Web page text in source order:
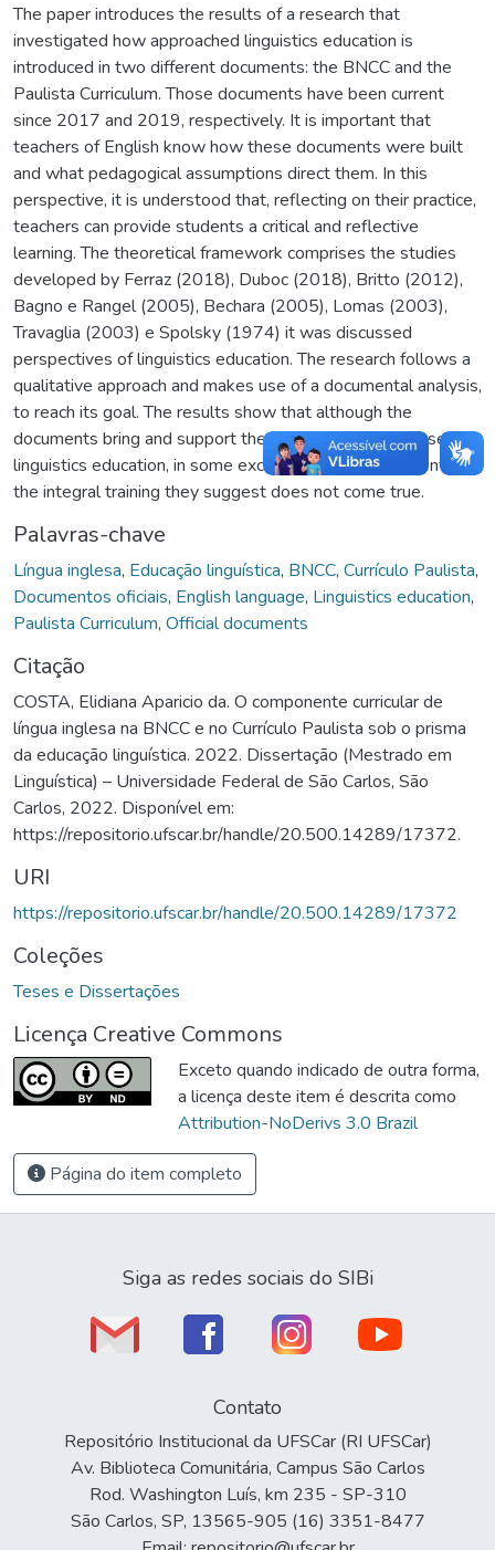
The paper introduces the results of a research that
investigated how approached linguistics education is
introduced in two different documents: the BNCC and the
Paulista Curriculum. Those documents have been current
since 2017 and 2019, respectively. It is important that
teachers of English know how these documents were built
and what pedagogical assumptions direct them. In this
perspective, it is understood that, reflecting on their practice,
teachers can provide students a critical and reflective
learning. The theoretical framework comprises the studies
developed by Ferraz (2018), Duboc (2018), Britto (2012),
Bagno e Rangel (2005), Bechara (2005), Lomas (2003),
Travaglia (2003) e Spolsky (1974) it was discussed
perspectives of linguistics education. The research follows a
qualitative approach and makes use of a documental analysis,
to reach its goal. The results show that although the
documents bring and support the idea of teaching focused on
linguistics education, in some excerpts, in both documents,
the integral training they suggest does not come true.
Palavras-chave
Língua inglesa, Educação linguística, BNCC, Currículo Paulista,
Documentos oficiais, English language, Linguistics education,
Paulista Curriculum, Official documents
Citação
COSTA, Elidiana Aparicio da. O componente curricular de
língua inglesa na BNCC e no Currículo Paulista sob o prisma
da educação linguística. 2022. Dissertação (Mestrado em
Linguística) – Universidade Federal de São Carlos, São
Carlos, 2022. Disponível em:
https://repositorio.ufscar.br/handle/20.500.14289/17372.
URI
https://repositorio.ufscar.br/handle/20.500.14289/17372
Coleções
Teses e Dissertações
Licença Creative Commons
Exceto quando indicado de outra forma,
a licença deste item é descrita como
Attribution-NoDerivs 3.0 Brazil
Página do item completo
Siga as redes sociais do SIBi
Contato
Repositório Institucional da UFSCar (RI UFSCar)
Av. Biblioteca Comunitária, Campus São Carlos
Rod. Washington Luís, km 235 - SP-310
São Carlos, SP, 13565-905 (16) 3351-8477